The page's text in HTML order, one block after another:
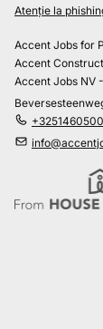
Atenție la
Accent Jobs for
Accent
Accent Jobs NV
+3251460500